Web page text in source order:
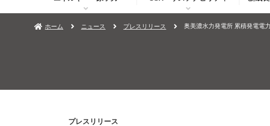
TOPページへ ご案内
TOPページへ 個人のお客さま
ホーム ニュース プレスリリース 奥美濃水力発電所 累積発電電
プレスリリース